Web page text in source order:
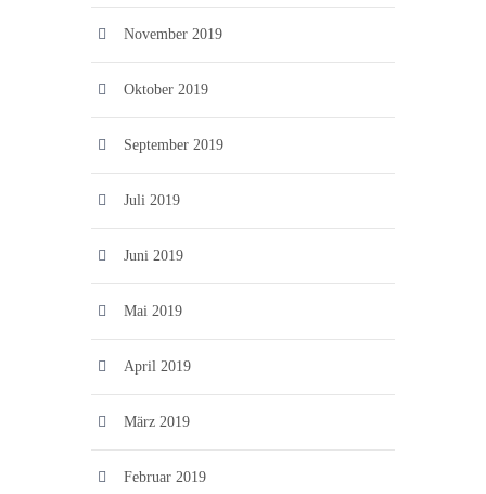
November 2019
Oktober 2019
September 2019
Juli 2019
Juni 2019
Mai 2019
April 2019
März 2019
Februar 2019